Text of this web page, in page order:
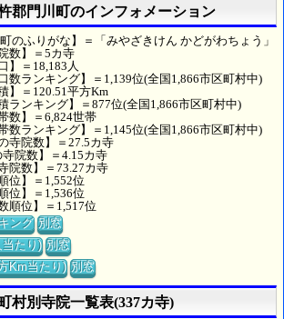
郡門川町のインフォメーション
のふりがな】＝「みやざきけん かどがわちょう」
数】＝5カ寺
】＝18,183人
数ランキング】＝1,139位(全国1,866市区町村中)
】＝120.51平方Km
ランキング】＝877位(全国1,866市区町村中)
数】＝6,824世帯
数ランキング】＝1,145位(全国1,866市区町村中)
寺院数】＝27.5カ寺
寺院数】＝4.15カ寺
院数】＝73.27カ寺
位】＝1,552位
位】＝1,536位
順位】＝1,517位
ング 別窓
たり) 別窓
Km当たり) 別窓
村別寺院一覧表(337カ寺)